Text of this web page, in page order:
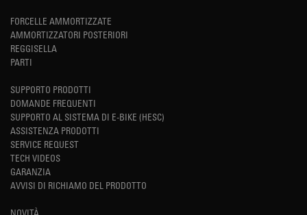
FORCELLE AMMORTIZZATE
AMMORTIZZATORI POSTERIORI
REGGISELLA
PARTI
SUPPORTO PRODOTTI
DOMANDE FREQUENTI
SUPPORTO AL SISTEMA DI E-BIKE (HESC)
ASSISTENZA PRODOTTI
SERVICE REQUEST
TECH VIDEOS
GARANZIA
AVVISI DI RICHIAMO DEL PRODOTTO